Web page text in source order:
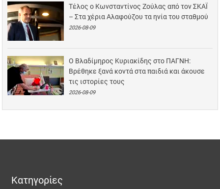
Τέλος ο Κωνσταντίνος Ζούλας από τον ΣΚΑΪ
– Στα χέρια Αλαφούζου τα ηνία του σταθμού
2026-08-09
Ο Βλαδίμηρος Κυριακίδης στο ΠΑΓΝΗ:
Βρέθηκε ξανά κοντά στα παιδιά και άκουσε
τις ιστορίες τους
2026-08-09
Κατηγορίες